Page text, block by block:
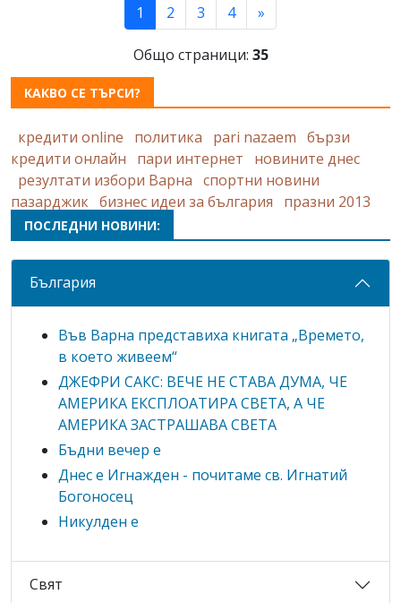
1 (current)
2 3 4 »
Общо страници: 35
КАКВО СЕ ТЪРСИ?
кредити online политика pari nazaem бързи
кредити онлайн
пари интернет
новините днес
резултати избори Варна спортни новини
пазарджик бизнес идеи за българия празни 2013
ПОСЛЕДНИ НОВИНИ:
България
Във Варна представиха книгата „Времето,
в което живеем“
ДЖЕФРИ САКС: ВЕЧЕ НЕ СТАВА ДУМА, ЧЕ
АМЕРИКА ЕКСПЛОАТИРА СВЕТА, А ЧЕ
АМЕРИКА ЗАСТРАШАВА СВЕТА
Бъдни вечер е
Днес е Игнажден - почитаме св. Игнатий
Богоносец
Никулден е
Свят